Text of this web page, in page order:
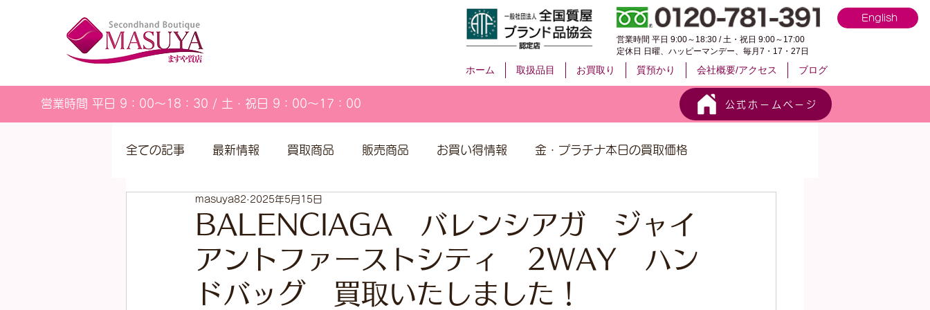
English
営業時間 平日 9:00～18:30 / 土・祝日 9:00～17:00
定休日 日曜、ハッピーマンデー、毎月7・17・27日
ホーム 取扱品目 お買取り 質預かり 会社概要/アクセス ブログ
営業時間 平日 9：00～18：30 / 土・祝日 9：00～17：00 公式ホームページ
全ての記事 最新情報 買取商品 販売商品 お買い得情報 金・プラチナ本日の買取価格
営業カレンダー
BALENCIAGA バレンシアガ ジャイ
アントファーストシティ 2WAY ハン
ドバッグ 買取いたしました！
masuya82 2025年5月15日